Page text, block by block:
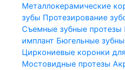
Металлокерамические
зубы Протезирование
Съемные зубные протезы
имплант Бюгельные
Циркониевые коронки
Мостовидные протезы